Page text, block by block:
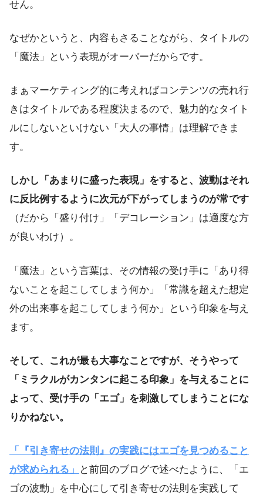
せん。
なぜかというと、内容もさることながら、タイトルの
「魔法」という表現がオーバーだからです。
まぁマーケティング的に考えればコンテンツの売れ行
きはタイトルである程度決まるので、魅力的なタイト
ルにしないといけない「大人の事情」は理解できま
す。
しかし「あまりに盛った表現」をすると、波動はそれ
に反比例するように次元が下がってしまうのが常です
（だから「盛り付け」「デコレーション」は適度な方
が良いわけ）。
「魔法」という言葉は、その情報の受け手に「あり得
ないことを起こしてしまう何か」「常識を超えた想定
外の出来事を起こしてしまう何か」という印象を与え
ます。
そして、これが最も大事なことですが、そうやって
「ミラクルがカンタンに起こる印象」を与えることに
よって、受け手の「エゴ」を刺激してしまうことにな
りかねない。
「『引き寄せの法則』の実践にはエゴを見つめること
が求められる」
と前回のブログで述べたように、「エ
ゴの波動」を中心にして引き寄せの法則を実践して